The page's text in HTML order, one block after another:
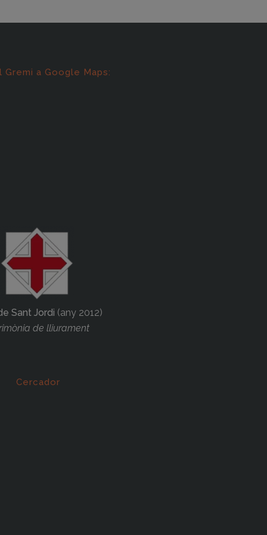
Gremi a Google Maps:
Sant Jordi (any 2012)
de lliurament
Cercador